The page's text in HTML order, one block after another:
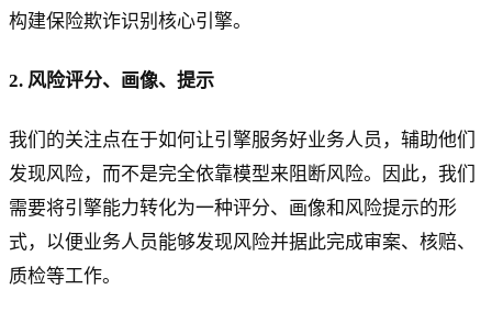
构建保险欺诈识别核心引擎。
2. 风险评分、画像、提示
我们的关注点在于如何让引擎服务好业务人员，辅助他们
发现风险，而不是完全依靠模型来阻断风险。因此，我们
需要将引擎能力转化为一种评分、画像和风险提示的形
式，以便业务人员能够发现风险并据此完成审案、核赔、
质检等工作。